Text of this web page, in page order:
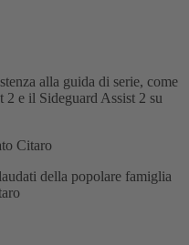
alla guida di serie, come
2 e il Sideguard Assist 2 su
Citaro
della popolare famiglia